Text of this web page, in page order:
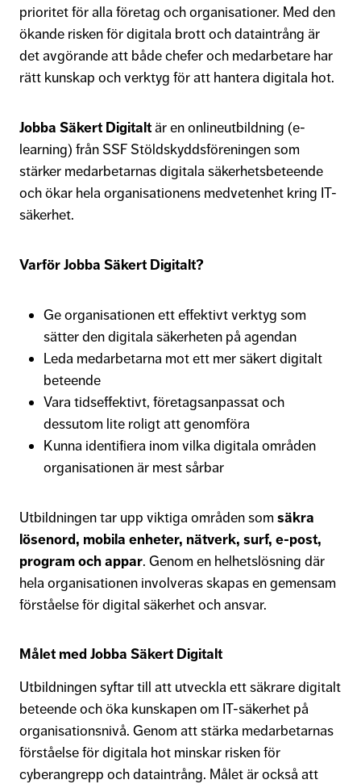
prioritet för alla företag och organisationer. Med den
ökande risken för digitala brott och dataintrång är
det avgörande att både chefer och medarbetare har
rätt kunskap och verktyg för att hantera digitala hot.
Jobba Säkert Digitaltär en onlineutbildning (e-
learning) från SSF Stöldskyddsföreningen som
stärker medarbetarnas digitala säkerhetsbeteende
och ökar hela organisationens medvetenhet kring IT-
säkerhet.
Varför Jobba Säkert Digitalt?
Ge organisationen ett effektivt verktyg som
sätter den digitala säkerheten på agendan
Leda medarbetarna mot ett mer säkert digitalt
beteende
Vara tidseffektivt, företagsanpassat och
dessutom lite roligt att genomföra
Kunna identifiera inom vilka digitala områden
organisationen är mest sårbar
Utbildningen tar upp viktiga områden som säkra
lösenord, mobila enheter, nätverk, surf, e-post,
program och appar. Genom en helhetslösning där
hela organisationen involveras skapas en gemensam
förståelse för digital säkerhet och ansvar.
Målet med Jobba Säkert Digitalt
Utbildningen syftar till att utveckla ett säkrare digitalt
beteende och öka kunskapen om IT-säkerhet på
organisationsnivå. Genom att stärka medarbetarnas
förståelse för digitala hot minskar risken för
cyberangrepp och dataintrång. Målet är också att